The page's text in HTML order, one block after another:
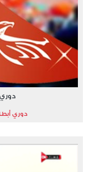
دوري
دوري أبطال